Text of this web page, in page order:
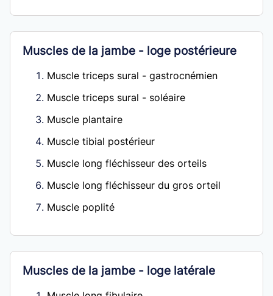
Muscles de la jambe - loge postérieure
Muscle triceps sural - gastrocnémien
Muscle triceps sural - soléaire
Muscle plantaire
Muscle tibial postérieur
Muscle long fléchisseur des orteils
Muscle long fléchisseur du gros orteil
Muscle poplité
Muscles de la jambe - loge latérale